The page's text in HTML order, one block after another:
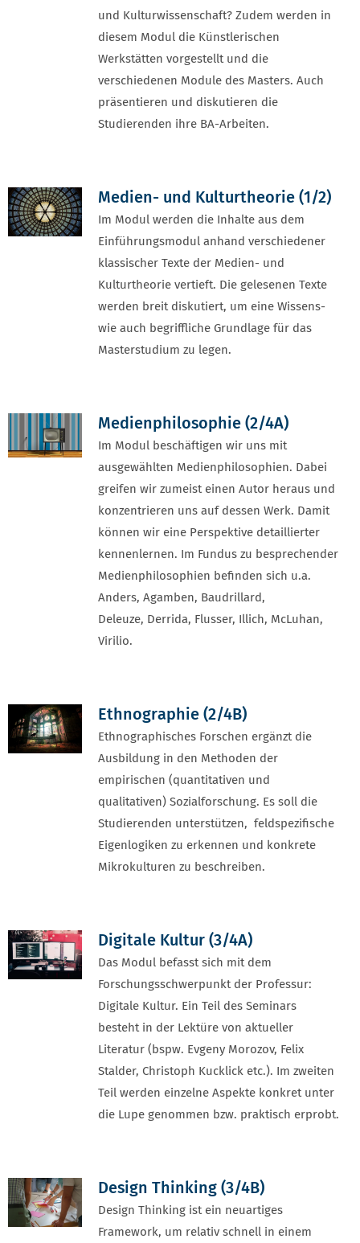
und Kulturwissenschaft? Zudem werden in
diesem Modul die Künstlerischen
Werkstätten vorgestellt und die
verschiedenen Module des Masters. Auch
präsentieren und diskutieren die
Studierenden ihre BA-Arbeiten.
Medien- und Kulturtheorie (1/2)
Im Modul werden die Inhalte aus dem
Einführungsmodul anhand verschiedener
klassischer Texte der Medien- und
Kulturtheorie vertieft. Die gelesenen Texte
werden breit diskutiert, um eine Wissens-
wie auch begriffliche Grundlage für das
Masterstudium zu legen.
Medienphilosophie (2/4A)
Im Modul beschäftigen wir uns mit
ausgewählten Medienphilosophien. Dabei
greifen wir zumeist einen Autor heraus und
konzentrieren uns auf dessen Werk. Damit
können wir eine Perspektive detaillierter
kennenlernen. Im Fundus zu besprechender
Medienphilosophien befinden sich u.a.
Anders, Agamben, Baudrillard,
Deleuze, Derrida, Flusser, Illich, McLuhan,
Virilio.
Ethnographie (2/4B)
Ethnographisches Forschen ergänzt die
Ausbildung in den Methoden der
empirischen (quantitativen und
qualitativen) Sozialforschung. Es soll die
Studierenden unterstützen, feldspezifische
Eigenlogiken zu erkennen und konkrete
Mikrokulturen zu beschreiben.
Digitale Kultur (3/4A)
Das Modul befasst sich mit dem
Forschungsschwerpunkt der Professur:
Digitale Kultur. Ein Teil des Seminars
besteht in der Lektüre von aktueller
Literatur (bspw. Evgeny Morozov, Felix
Stalder, Christoph Kucklick etc.). Im zweiten
Teil werden einzelne Aspekte konkret unter
die Lupe genommen bzw. praktisch erprobt.
Design Thinking (3/4B)
Design Thinking ist ein neuartiges
Framework, um relativ schnell in einem